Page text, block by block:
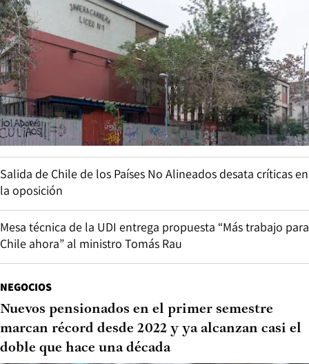
Salida de Chile de los Países No Alineados desata críticas en
la oposición
Mesa técnica de la UDI entrega propuesta “Más trabajo para
Chile ahora” al ministro Tomás Rau
NEGOCIOS
Nuevos pensionados en el primer semestre
marcan récord desde 2022 y ya alcanzan casi el
doble que hace una década